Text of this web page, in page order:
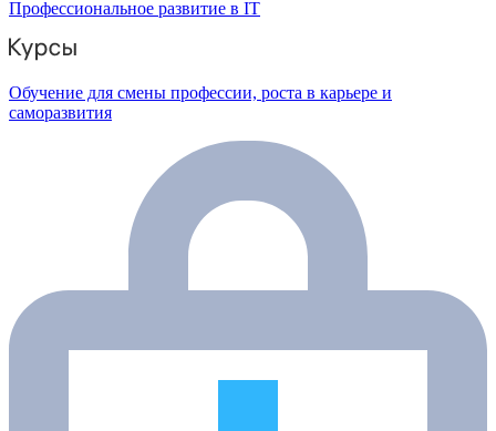
Профессиональное развитие в IT
Обучение для смены профессии, роста в карьере и
саморазвития